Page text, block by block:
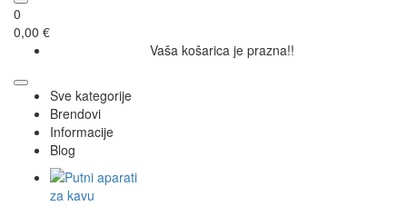
0
0,00 €
Vaša košarica je prazna!!
Sve kategorije
Brendovi
Informacije
Blog